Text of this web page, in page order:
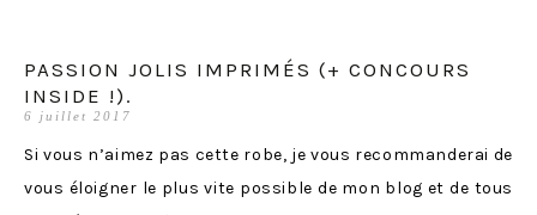
PASSION JOLIS IMPRIMÉS (+ CONCOURS
INSIDE !).
6 juillet 2017
Si vous n’aimez pas cette robe, je vous recommanderai de
vous éloigner le plus vite possible de mon blog et de tous